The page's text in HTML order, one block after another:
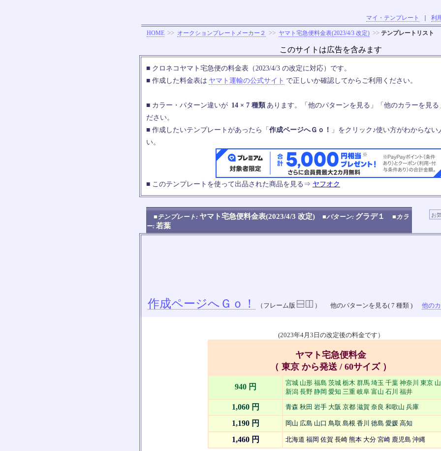
マイ・テンプレート 利
HOME >> オークションプレートメーカー２ >> ヤマト宅急便料金表(2023/4/3 改定) >> テンプレートリスト
このサイトは広告を含みます
■ クロネコヤマト宅急便の料金表（2023/4/3 の改定に対応）です。
■ 作成した料金表は ヤマト運輸の公式サイト で正しいか確認してからご利用ください。
■ カラー・パターン違いが 14 × 7 種類 あります。「他のパターンを見る」「他のカラーを見
ださい。
■ 作成したいテンプレートがあったら「 作成ページへＧｏ！
」をクリック♪使い方がわからな
い。
■ このテンプレートを使って出品された商品を見る⇒ ヤフオク
■テンプレート: ヤマト宅急便料金表(2023/4/3 改定) ■パターン: グラデ１ ■カラ
ー: 若葉
作成ページへＧｏ！ （フレーム版 ） 他のパターンを見る( 7 種類 ) 他の
(2023年4月3日の改定後の料金です）
ヤマト宅急便料金
（ 東京 から発送 / 60サイズ ）
940 円
宮城 山形 福島 茨城 栃木 群馬 埼玉 千葉 神奈川 東京
新潟 長野 静岡 愛知 三重 岐阜 富山 石川 福井
1,060 円 青森 秋田 岩手 大阪 京都 滋賀 奈良 和歌山 兵庫
1,190 円 岡山 広島 山口 鳥取 島根 香川 徳島 愛媛 高知
1,460 円 北海道 福岡 佐賀 長崎 熊本 大分 宮崎 鹿児島 沖縄